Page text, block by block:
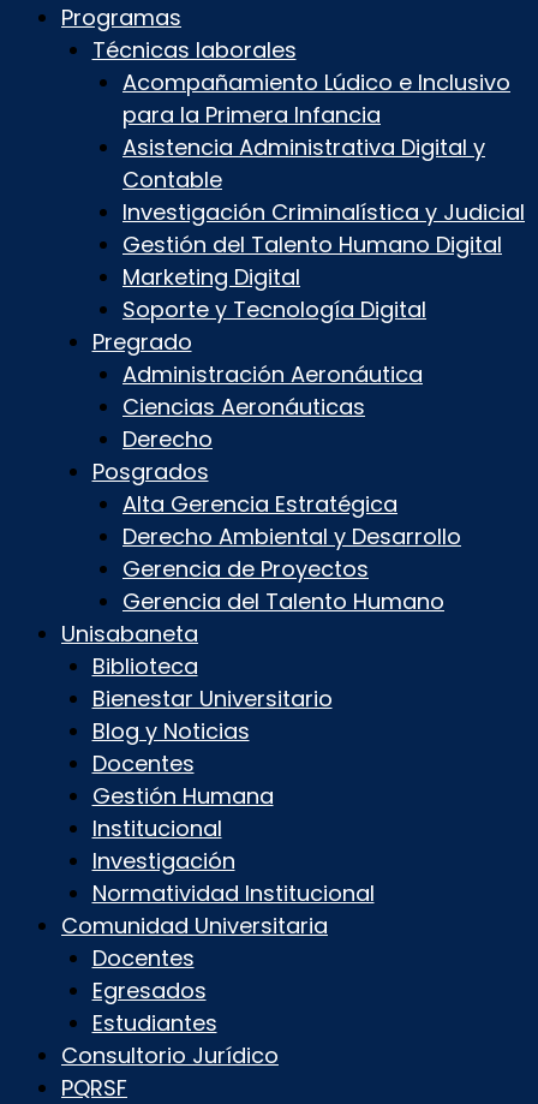
Programas
Técnicas laborales
Acompañamiento Lúdico e Inclusivo
para la Primera Infancia
Asistencia Administrativa Digital y
Contable
Investigación Criminalística y Judicial
Gestión del Talento Humano Digital
Marketing Digital
Soporte y Tecnología Digital
Pregrado
Administración Aeronáutica
Ciencias Aeronáuticas
Derecho
Posgrados
Alta Gerencia Estratégica
Derecho Ambiental y Desarrollo
Gerencia de Proyectos
Gerencia del Talento Humano
Unisabaneta
Biblioteca
Bienestar Universitario
Blog y Noticias
Docentes
Gestión Humana
Institucional
Investigación
Normatividad Institucional
Comunidad Universitaria
Docentes
Egresados
Estudiantes
Consultorio Jurídico
PQRSF